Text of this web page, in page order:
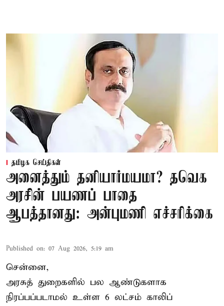
தமிழக செய்திகள்
அனைத்தும் தனியார்மயமா? தவெக
அரசின் பயணப் பாதை
ஆபத்தானது: அன்புமணி எச்சரிக்கை
Published on: 07 Aug 2026, 5:19 am
சென்னை,
அரசுத் துறைகளில் பல ஆண்டுகளாக
நிரப்பப்படாமல் உள்ள 6 லட்சம் காலிப்